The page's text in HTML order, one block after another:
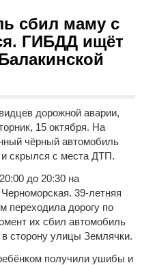
сбил маму с
ГИБДД ищёт
дорожной аварии,
15 октября. На
чёрный автомобиль
скрылся с места ДТП.
до 20:30 на
39-летняя
переходила дорогу по
их сбил автомобиль
в сторону улицы Землячки.
получили ушибы и